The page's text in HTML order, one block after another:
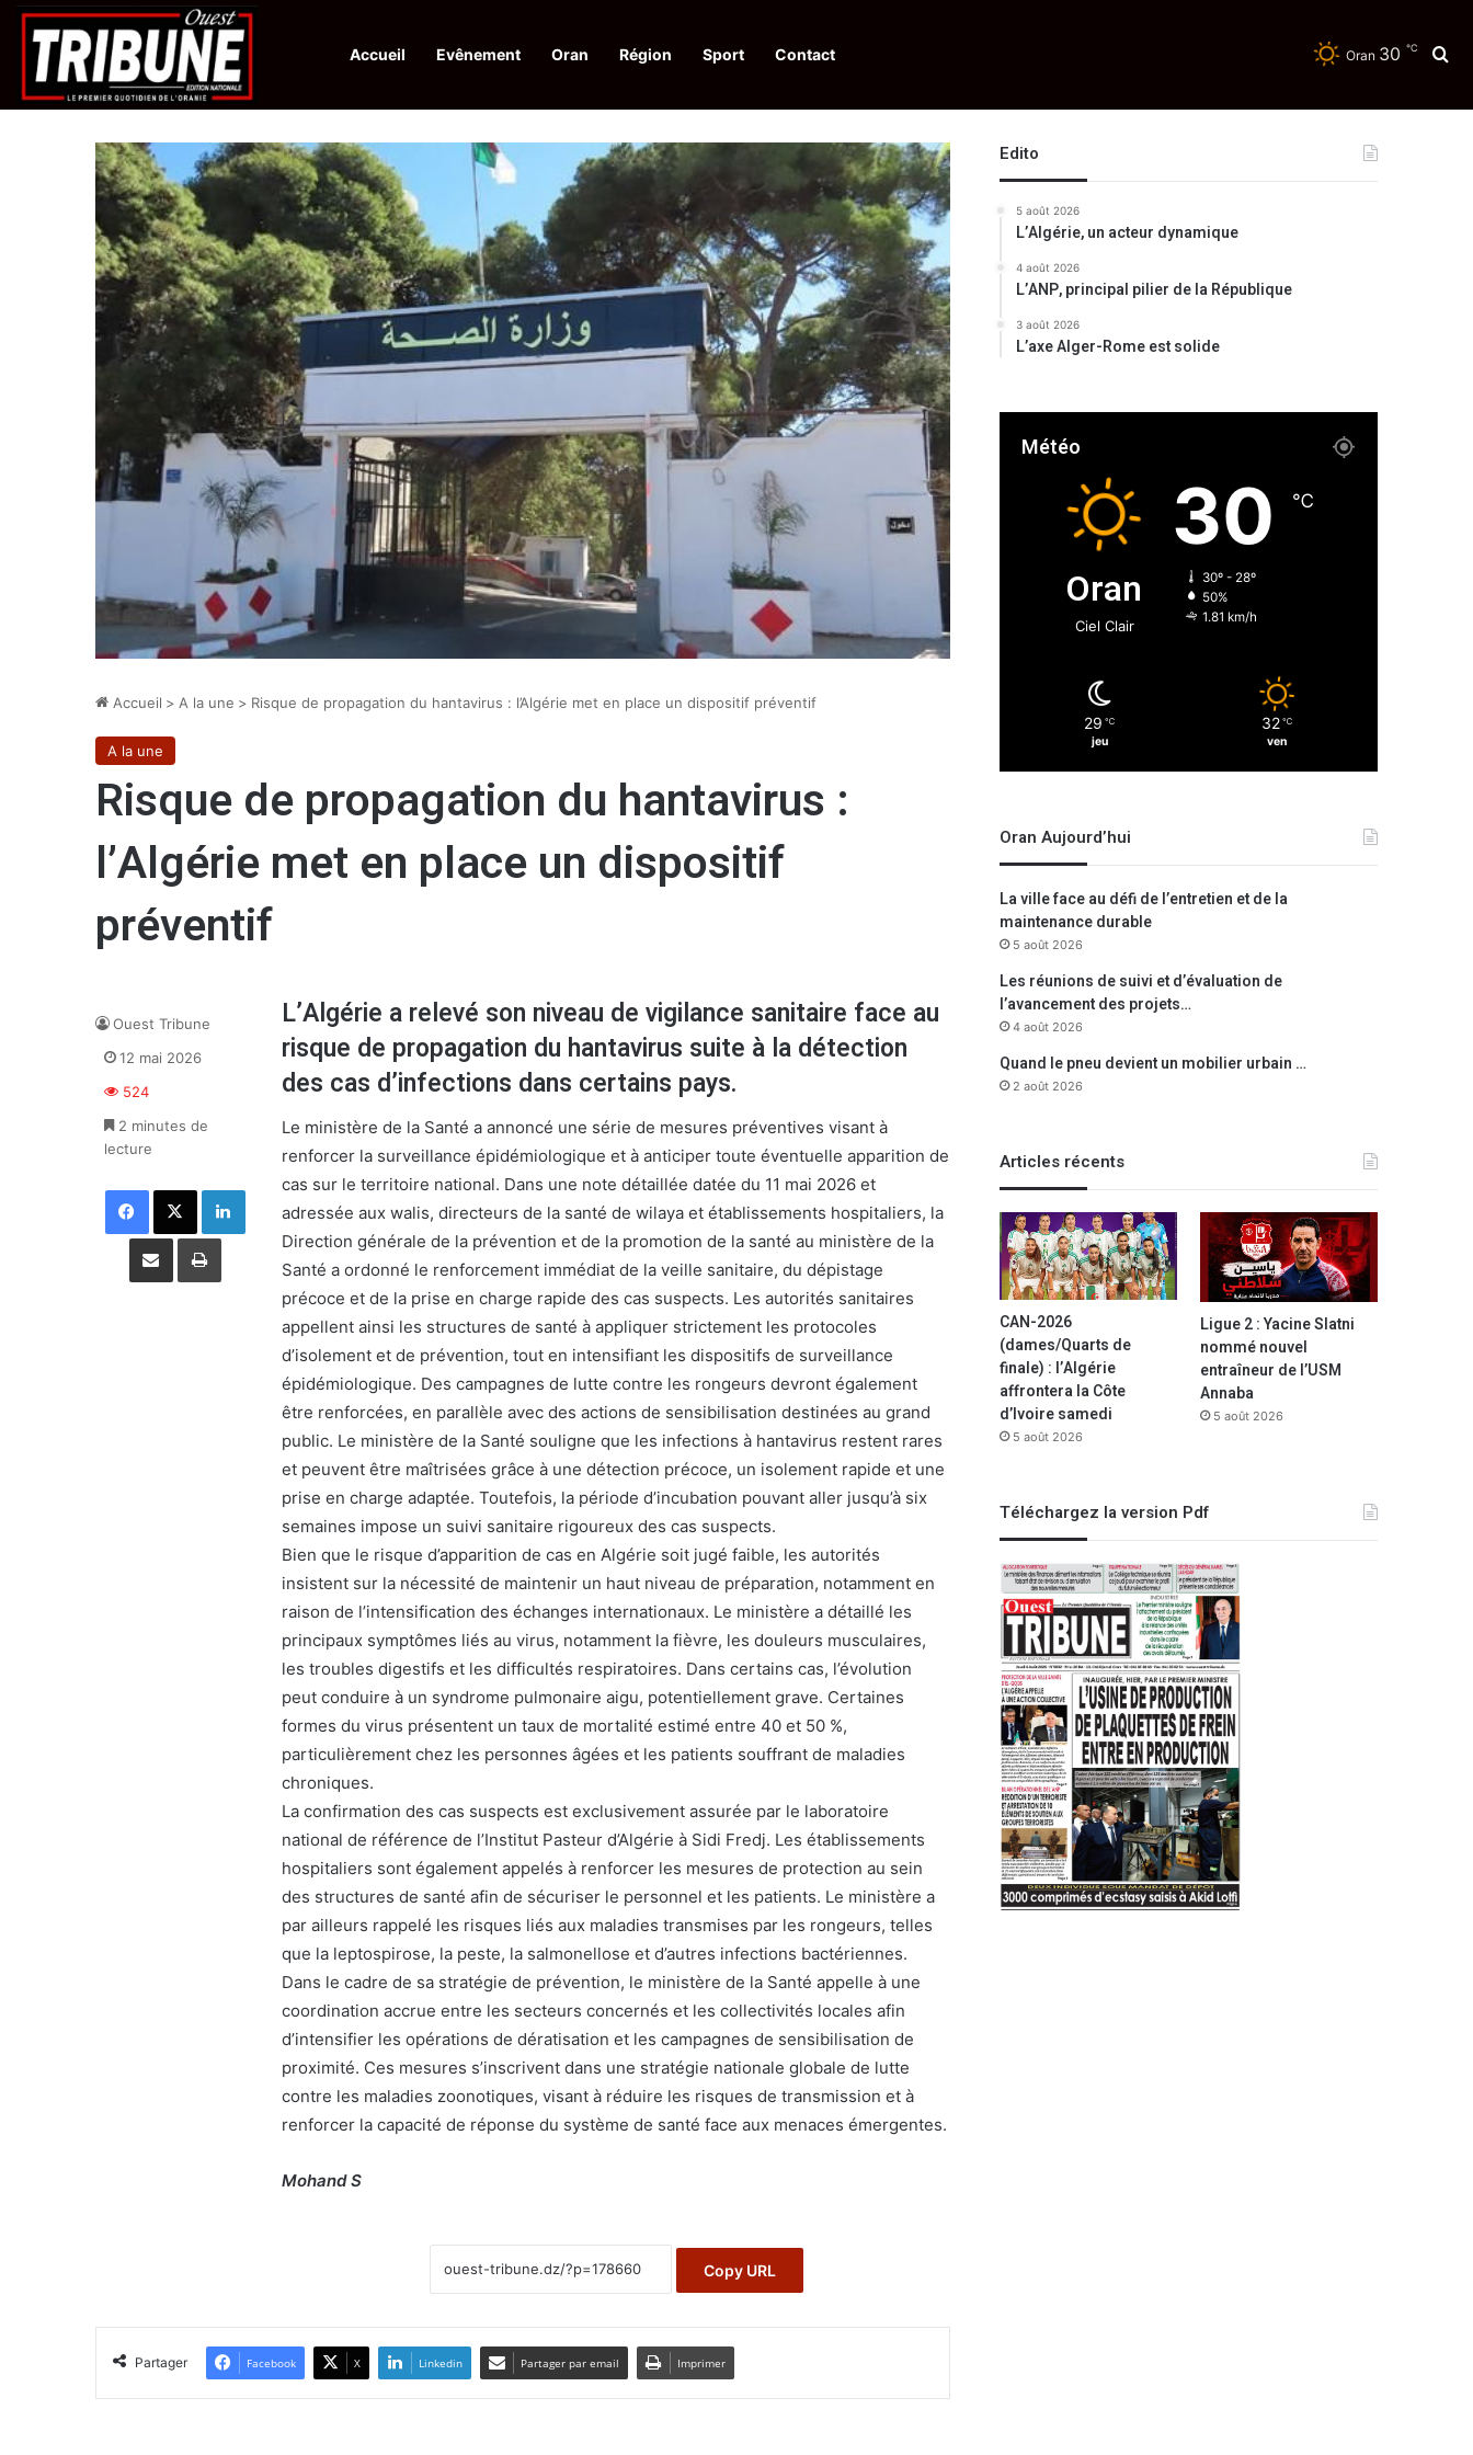
Accueil Evênement Oran Région Sport Contact Oran 30 ℃
Infos en Direct: Protection de la ville sainte d’El-Qods : l’Algérie appelle à une action collective
Accueil > A la une > Risque de propagation du hantavirus : l’Algérie met en place un dispositif préventif
A la une
Risque de propagation du hantavirus :
l’Algérie met en place un dispositif
préventif
L’Algérie a relevé son niveau de vigilance sanitaire face au
risque de propagation du hantavirus suite à la détection
des cas d’infections dans certains pays.
Le ministère de la Santé a annoncé une série de mesures préventives visant à
renforcer la surveillance épidémiologique et à anticiper toute éventuelle apparition de
cas sur le territoire national. Dans une note détaillée datée du 11 mai 2026 et
adressée aux walis, directeurs de la santé de wilaya et établissements hospitaliers, la
Direction générale de la prévention et de la promotion de la santé au ministère de la
Santé a ordonné le renforcement immédiat de la veille sanitaire, du dépistage
précoce et de la prise en charge rapide des cas suspects. Les autorités sanitaires
appellent ainsi les structures de santé à appliquer strictement les protocoles
d’isolement et de prévention, tout en intensifiant les dispositifs de surveillance
épidémiologique. Des campagnes de lutte contre les rongeurs devront également
être renforcées, en parallèle avec des actions de sensibilisation destinées au grand
public. Le ministère de la Santé souligne que les infections à hantavirus restent rares
et peuvent être maîtrisées grâce à une détection précoce, un isolement rapide et une
prise en charge adaptée. Toutefois, la période d’incubation pouvant aller jusqu’à six
semaines impose un suivi sanitaire rigoureux des cas suspects.
Bien que le risque d’apparition de cas en Algérie soit jugé faible, les autorités
insistent sur la nécessité de maintenir un haut niveau de préparation, notamment en
raison de l’intensification des échanges internationaux. Le ministère a détaillé les
principaux symptômes liés au virus, notamment la fièvre, les douleurs musculaires,
les troubles digestifs et les difficultés respiratoires. Dans certains cas, l’évolution
peut conduire à un syndrome pulmonaire aigu, potentiellement grave. Certaines
formes du virus présentent un taux de mortalité estimé entre 40 et 50 %,
particulièrement chez les personnes âgées et les patients souffrant de maladies
chroniques.
La confirmation des cas suspects est exclusivement assurée par le laboratoire
national de référence de l’Institut Pasteur d’Algérie à Sidi Fredj. Les établissements
hospitaliers sont également appelés à renforcer les mesures de protection au sein
des structures de santé afin de sécuriser le personnel et les patients. Le ministère a
par ailleurs rappelé les risques liés aux maladies transmises par les rongeurs, telles
que la leptospirose, la peste, la salmonellose et d’autres infections bactériennes.
Dans le cadre de sa stratégie de prévention, le ministère de la Santé appelle à une
coordination accrue entre les secteurs concernés et les collectivités locales afin
d’intensifier les opérations de dératisation et les campagnes de sensibilisation de
proximité. Ces mesures s’inscrivent dans une stratégie nationale globale de lutte
contre les maladies zoonotiques, visant à réduire les risques de transmission et à
renforcer la capacité de réponse du système de santé face aux menaces émergentes.
Mohand S
Copy URL
Ouest Tribune
12 mai 2026
524
2 minutes de
lecture
Facebook X Linkedin
Partager par email Imprimer
Partager Facebook X Linkedin Partager par email Imprimer
Edito
5 août 2026
L’Algérie, un acteur dynamique
4 août 2026
L’ANP, principal pilier de la République
3 août 2026
L’axe Alger-Rome est solide
Météo
Oran
Ciel Clair
30 ℃
30º - 28º
50%
1.81 km/h
29 ℃
jeu
32 ℃
ven
Oran Aujourd’hui
La ville face au défi de l’entretien et de la
maintenance durable
5 août 2026
Les réunions de suivi et d’évaluation de
l’avancement des projets…
4 août 2026
Quand le pneu devient un mobilier urbain …
2 août 2026
Articles récents
CAN-2026
(dames/Quarts de
finale) : l’Algérie
affrontera la Côte
d’Ivoire samedi
5 août 2026
Ligue 2 : Yacine Slatni
nommé nouvel
entraîneur de l’USM
Annaba
5 août 2026
Téléchargez la version Pdf